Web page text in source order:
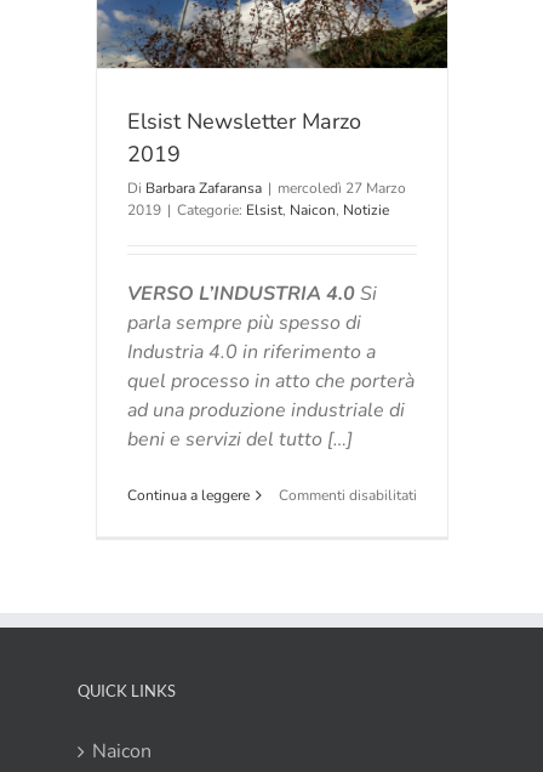
Elsist Newsletter Marzo
2019
Di Barbara Zafaransa | mercoledì 27 Marzo
2019 | Categorie: Elsist, Naicon, Notizie
VERSO L’INDUSTRIA 4.0 Si
parla sempre più spesso di
Industria 4.0 in riferimento a
quel processo in atto che porterà
ad una produzione industriale di
beni e servizi del tutto […]
Continua a leggere Commenti disabilitatisu
QUICK LINKS
Naicon